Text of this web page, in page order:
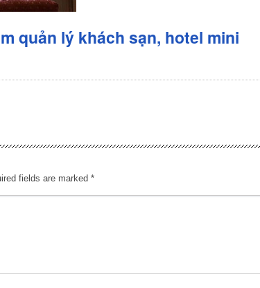
quản lý khách sạn, hotel mini
fields are marked *